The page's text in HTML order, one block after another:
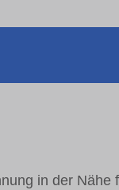
in der Nähe